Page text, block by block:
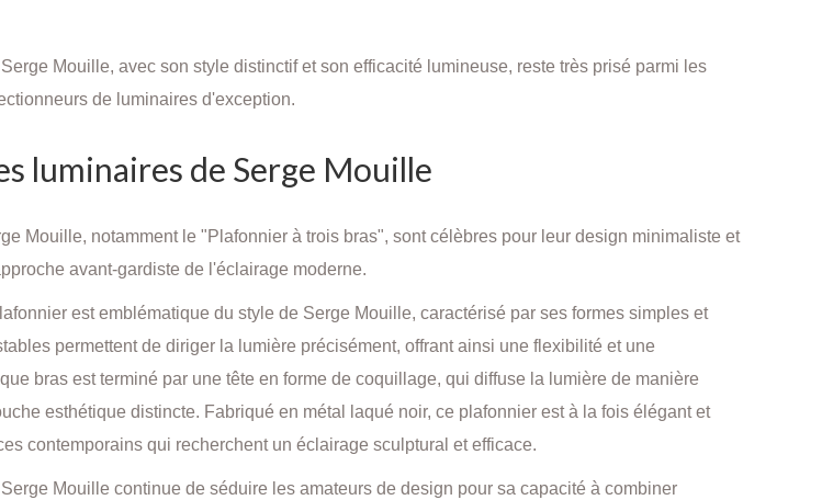
Mouille, avec son style distinctif et son efficacité lumineuse, reste très prisé parmi les
de luminaires d'exception.
luminaires de Serge Mouille
Mouille, notamment le "Plafonnier à trois bras", sont célèbres pour leur design minimaliste et
avant-gardiste de l'éclairage moderne.
est emblématique du style de Serge Mouille, caractérisé par ses formes simples et
permettent de diriger la lumière précisément, offrant ainsi une flexibilité et une
bras est terminé par une tête en forme de coquillage, qui diffuse la lumière de manière
esthétique distincte. Fabriqué en métal laqué noir, ce plafonnier est à la fois élégant et
contemporains qui recherchent un éclairage sculptural et efficace.
Mouille continue de séduire les amateurs de design pour sa capacité à combiner